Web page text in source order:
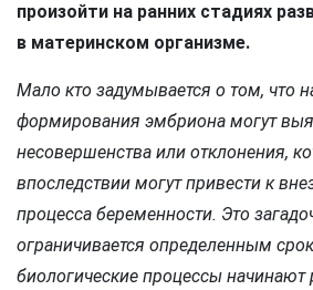
произойти на ранних стадиях
в материнском организме.
Мало кто задумывается о том, что
формирования эмбриона могут
несовершенства или отклонения,
впоследствии могут привести к
процесса беременности. Это
ограничивается определенным
биологические процессы начинают